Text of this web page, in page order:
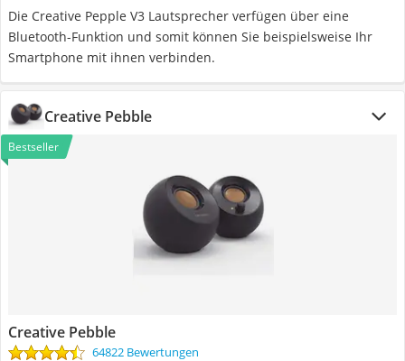
Die Creative Pepple V3 Lautsprecher verfügen über eine
Bluetooth-Funktion und somit können Sie beispielsweise Ihr
Smartphone mit ihnen verbinden.
Creative Pebble
Bestseller
Creative Pebble
64822 Bewertungen